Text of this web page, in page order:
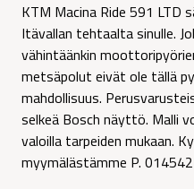
KTM Macina Ride 591 LTD
Itävallan tehtaalta sinulle.
vähintäänkin
metsäpolut eivät ole tällä
mahdollisuus.
selkeä Bosch näyttö. Malli
valoilla tarpeiden mukaan.
myymälästämme P.